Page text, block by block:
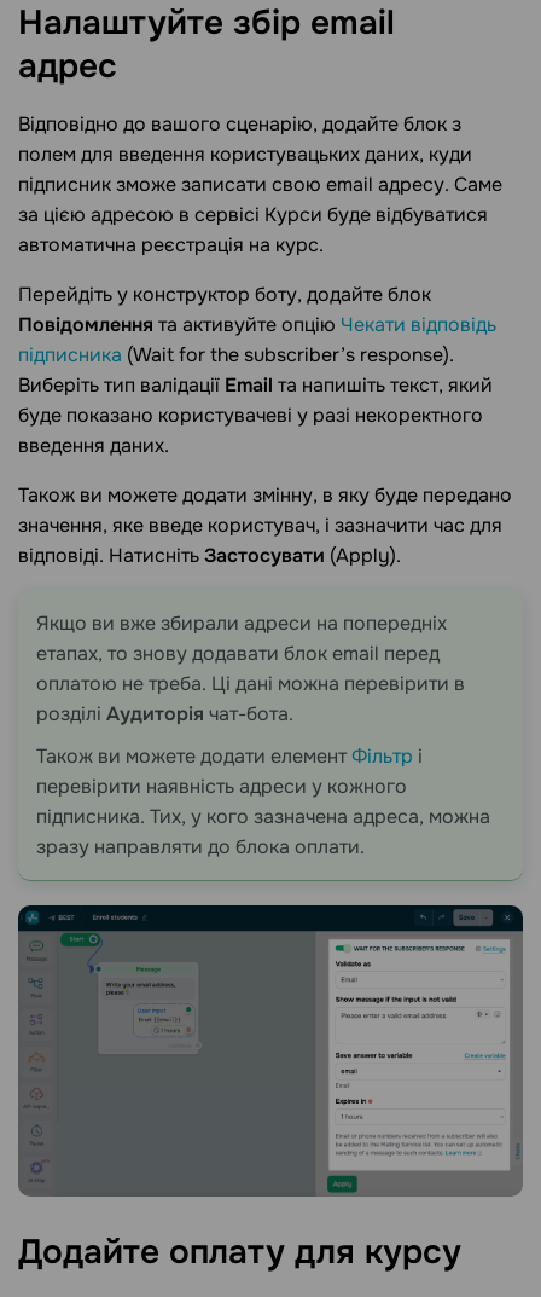
Налаштуйте збір email
адрес
Відповідно до вашого сценарію, додайте блок з
полем для введення користувацьких даних, куди
підписник зможе записати свою email адресу. Саме
за цією адресою в сервісі Курси буде відбуватися
автоматична реєстрація на курс.
Перейдіть у конструктор боту, додайте блок
Повідомлення та активуйте опцію Чекати відповідь
підписника (Wait for the subscriber’s response).
Виберіть тип валідації Email та напишіть текст, який
буде показано користувачеві у разі некоректного
введення даних.
Також ви можете додати змінну, в яку буде передано
значення, яке введе користувач, і зазначити час для
відповіді. НатиснітьЗастосувати (Apply).
Якщо ви вже збирали адреси на попередніх
етапах, то знову додавати блок email перед
оплатою не треба. Ці дані можна перевірити в
розділі Аудиторія чат-бота.
Також ви можете додати елементФільтр і
перевірити наявність адреси у кожного
підписника. Тих, у кого зазначена адреса, можна
зразу направляти до блока оплати.
Додайте оплату для курсу